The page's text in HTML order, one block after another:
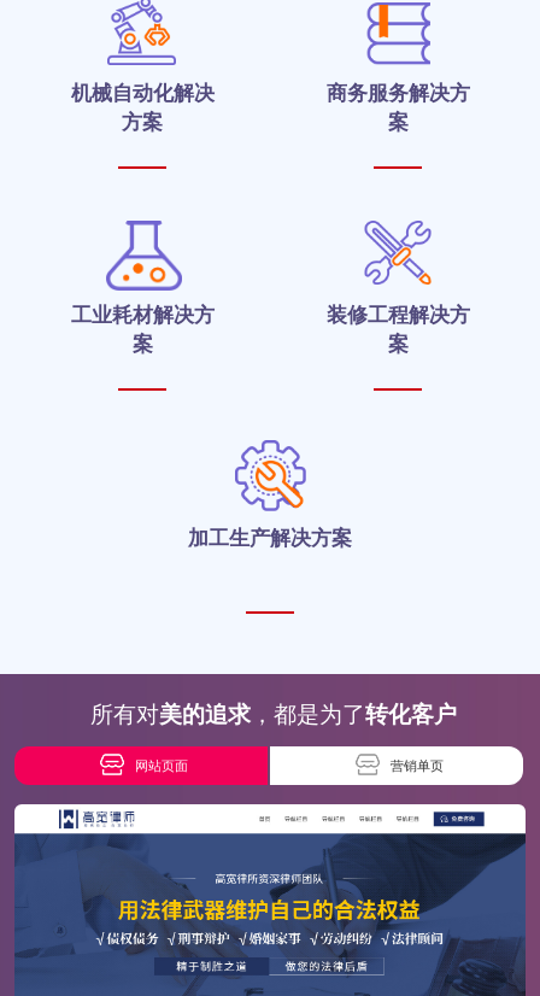
机械自动化解决
方案
商务服务解决方
案
工业耗材解决方
案
装修工程解决方
案
加工生产解决方案
所有对美的追求 ，都是为了转化客户
网站页面 营销单页